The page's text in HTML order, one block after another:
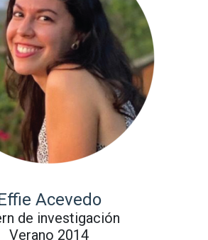
Acevedo
de investigación
Verano 2014